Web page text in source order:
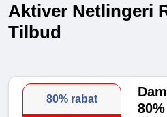
Aktiver Netlingeri
Tilbud
80% rabat